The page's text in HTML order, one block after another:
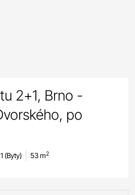
2+1, Brno -
po
(Byty) 53 m2